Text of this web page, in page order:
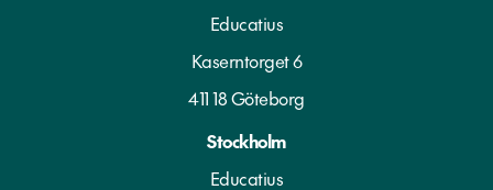
Educatius
Kaserntorget 6
411 18 Göteborg
Stockholm
Educatius